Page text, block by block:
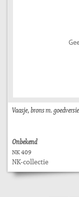
Vaasje, brons m.
Onbekend
NK 409
NK-collectie